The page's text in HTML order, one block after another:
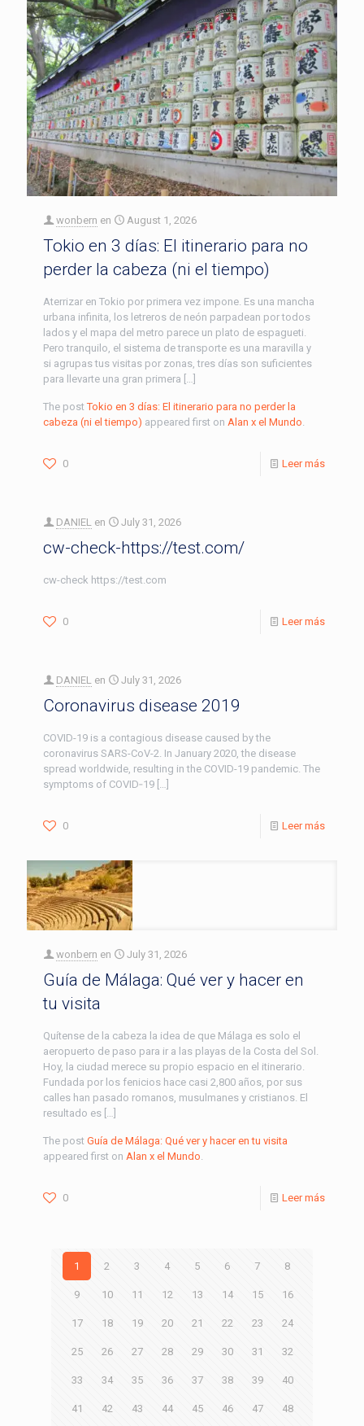
wonbern en August 1, 2026
Tokio en 3 días: El itinerario para no
perder la cabeza (ni el tiempo)
Aterrizar en Tokio por primera vez impone. Es una mancha
urbana infinita, los letreros de neón parpadean por todos
lados y el mapa del metro parece un plato de espagueti.
Pero tranquilo, el sistema de transporte es una maravilla y
si agrupas tus visitas por zonas, tres días son suficientes
para llevarte una gran primera […]
The postTokio en 3 días: El itinerario para no perder la
cabeza (ni el tiempo) appeared first on Alan x el Mundo
0 Leer más
DANIEL en July 31, 2026
cw-check-https://test.com/
cw-check https://test.com
0 Leer más
DANIEL en July 31, 2026
Coronavirus disease 2019
COVID-19 is a contagious disease caused by the
coronavirus SARS-CoV-2. In January 2020, the disease
spread worldwide, resulting in the COVID-19 pandemic. The
symptoms of COVID‑19
0 Leer más
wonbern en July 31, 2026
Guía de Málaga: Qué ver y hacer en
tu visita
Quítense de la cabeza la idea de que Málaga es solo el
aeropuerto de paso para ir a las playas de la Costa del Sol.
Hoy, la ciudad merece su propio espacio en el itinerario.
Fundada por los fenicios hace casi 2,800 años, por sus
calles han pasado romanos, musulmanes y cristianos. El
resultado es […]
The post Guía de Málaga: Qué ver y hacer en tu visita
appeared first on Alan x el Mundo
0 Leer más
1 2 3 4 5 6 7 8
9 10 11 12 13 14 15 16
17 18 19 20 21 22 23 24
25 26 27 28 29 30 31 32
33 34 35 36 37 38 39 40
41 42 43 44 45 46 47 48